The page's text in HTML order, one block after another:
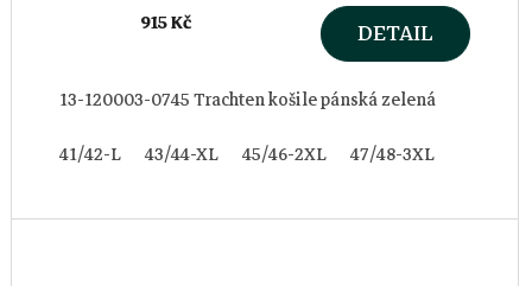
915 Kč DETAIL
13-120003-0745 Trachten košile pánská zelená
41/42-L
43/44-XL 45/46-2XL 47/48-3XL